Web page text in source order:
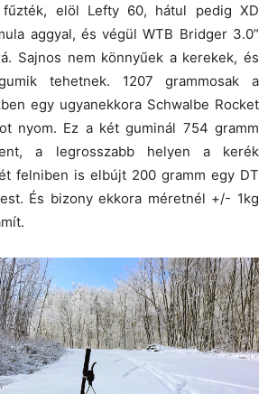
fűzték, elöl Lefty 60, hátul pedig XD
aggyal, és végül WTB Bridger 3.0”
Sajnos nem könnyűek a kerekek, és
tehetnek. 1207 grammosak a
egy ugyanekkora Schwalbe Rocket
nyom. Ez a két guminál 754 gramm
a legrosszabb helyen a kerék
felniben is elbújt 200 gramm egy DT
És bizony ekkora méretnél +/- 1kg